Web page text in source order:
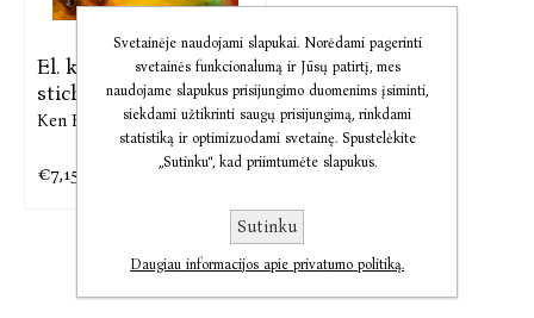
El. knyga Atrask savo
stichiją
Ken Robinson,Lou Aronica
€7,15
Svetainėje naudojami slapukai. Norėdami pagerinti
svetainės funkcionalumą ir Jūsų patirtį, mes
naudojame slapukus prisijungimo duomenims įsiminti,
siekdami užtikrinti saugų prisijungimą, rinkdami
statistiką ir optimizuodami svetainę. Spustelėkite
„Sutinku“, kad priimtumėte slapukus.
Sutinku
Daugiau informacijos apie privatumo politiką.